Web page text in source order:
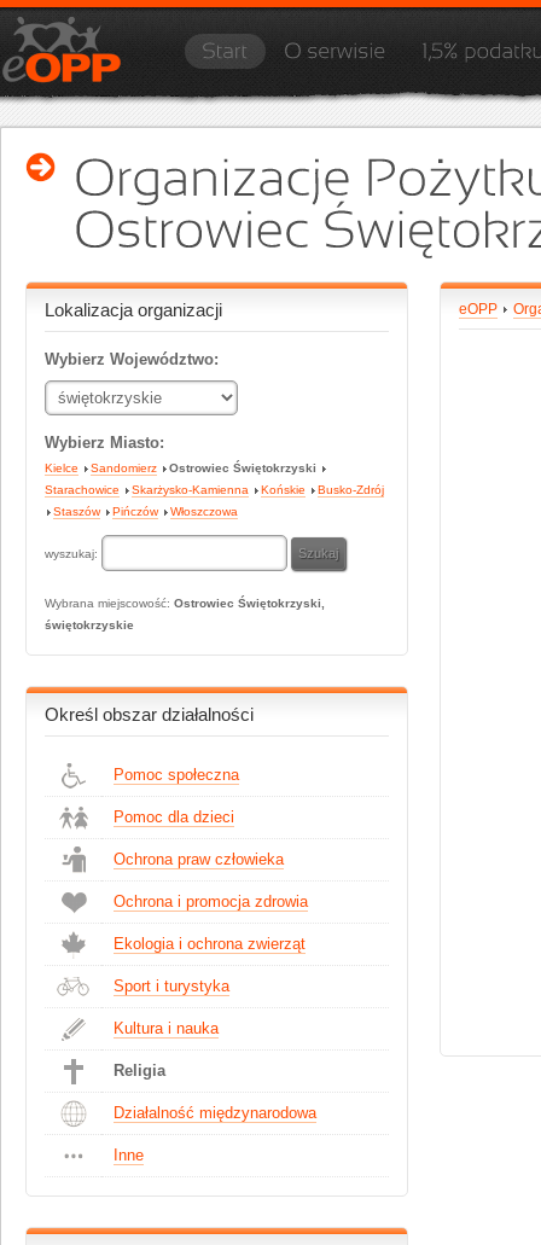
Lokalizacja organizacji
Wybierz Województwo:
Wybierz Miasto:
Kielce Sandomierz
Ostrowiec Świętokrzyski
Starachowice
Skarżysko-Kamienna Końskie
Busko-Zdrój
Staszów
Pińczów Włoszczowa
wyszukaj:
Wybrana miejscowość: Ostrowiec Świętokrzyski,
świętokrzyskie
Określ obszar działalności
Pomoc społeczna
Pomoc dla dzieci
Ochrona praw człowieka
Ochrona i promocja zdrowia
Ekologia i ochrona zwierząt
Sport i turystyka
Kultura i nauka
Religia
Działalność międzynarodowa
Inne
eOPP